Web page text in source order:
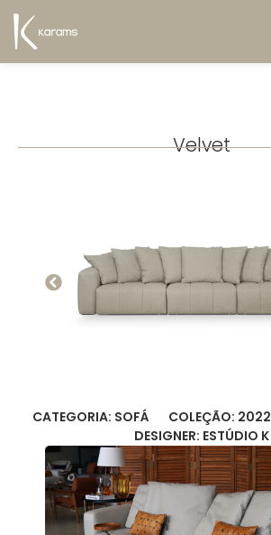
Velvet
CATEGORIA: SOFÁ COLEÇÃO: 2022
DESIGNER: ESTÚDIO K